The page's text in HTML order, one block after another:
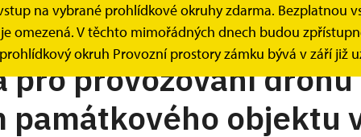
na vybrané prohlídkové okruhy zdarma. Bezplatnou
omezená. V těchto mimořádných dnech budou
okruh Provozní prostory zámku bývá v září již
pro provozování dronů
památkového objektu